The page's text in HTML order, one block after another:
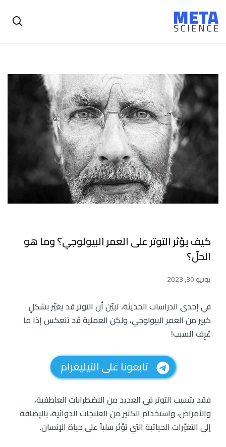
كيف يؤثر التوتر على العمر البيولوجي؟ وما هو
الحلّ؟
يونيو 30, 2023
في إحدى الدراسات الحديثة، تبيّن أن التوتر قد يغيّر بشكلٍ
كبير من العمر البيولوجي، ولكن العملية قد تنعكس إذا ما
عُرِف السبب!
تابعونا على التيليغرام
فقد يتسبب التوتر في العديد من الاضطرابات العاطفية،
والأمراض، واستخدام الكثير من العلاجات الدوائية، بالإضافة
إلى التغيّرات الحياتية التي تؤثر سلباً على حياة الإنسان.